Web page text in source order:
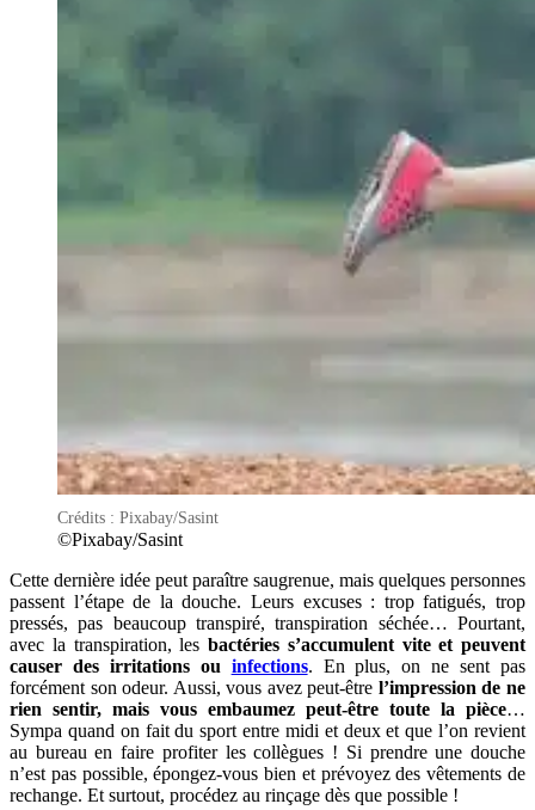
Crédits : Pixabay/Sasint
©Pixabay/Sasint
Cette dernière idée peut paraître saugrenue, mais quelques personnes
passent l’étape de la douche. Leurs excuses : trop fatigués, trop
pressés, pas beaucoup transpiré, transpiration séchée… Pourtant,
avec la transpiration, les bactéries s’accumulent vite et peuvent
causer des irritations ou infections. En plus, on ne sent pas
forcément son odeur. Aussi, vous avez peut-être l’impression de ne
rien sentir, mais vous embaumez peut-être toute la pièce…
Sympa quand on fait du sport entre midi et deux et que l’on revient
au bureau en faire profiter les collègues ! Si prendre une douche
n’est pas possible, épongez-vous bien et prévoyez des vêtements de
rechange. Et surtout, procédez au rinçage dès que possible !